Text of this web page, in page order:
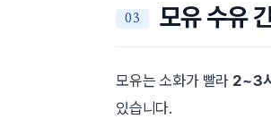
모유 수유
모유는 소화가 빨라 2~3
있습니다.